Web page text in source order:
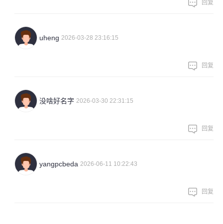
回复
uheng 2026-03-28 23:16:15
回复
没啥好名字 2026-03-30 22:31:15
回复
yangpcbeda 2026-06-11 10:22:43
回复